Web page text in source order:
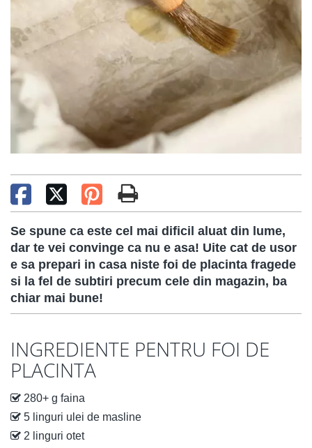
Se spune ca este cel mai dificil aluat din lume,
dar te vei convinge ca nu e asa! Uite cat de usor
e sa prepari in casa niste foi de placinta fragede
si la fel de subtiri precum cele din magazin, ba
chiar mai bune!
INGREDIENTE PENTRU FOI DE
PLACINTA
280+ g faina
5 linguri ulei de masline
2 linguri otet